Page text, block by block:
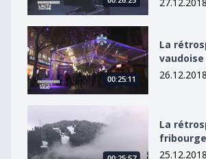
La rétrospective vaudoise 2018
00:25:11
La
vaudoise
26.12.2018
La
25.12.2018